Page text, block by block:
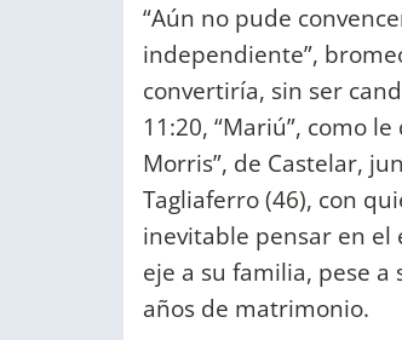
“Aún no pude
independiente”,
convertiría, sin ser
11:20, “Mariú”, como
Morris”, de Castelar,
Tagliaferro (46), con
inevitable pensar en
eje a su familia, pese
años de matrimonio.